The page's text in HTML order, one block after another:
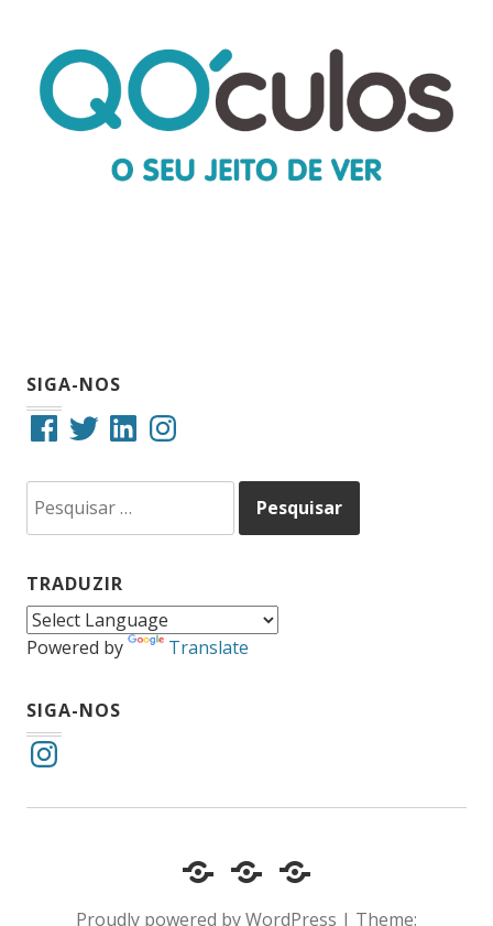
SIGA-NOS
FacebookTwitterLinkedInInstagram
por:
TRADUZIR
Powered by Translate
SIGA-NOS
Instagram
Cotidiano
Comportamento
Inclusão
e
Diário
um
Proudly powered by WordPress | Theme: